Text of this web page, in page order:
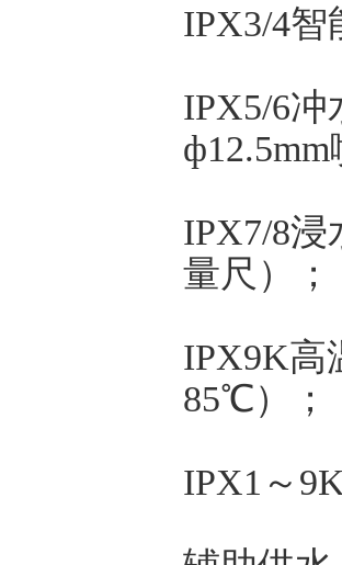
IPX3/4
IPX5/6冲
IPX7/8
量尺）；
IPX9K高
85℃）；
IPX1～